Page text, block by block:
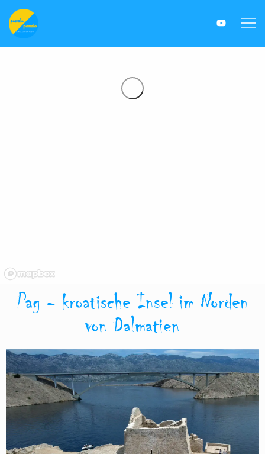
Pag - kroatische Insel im Norden
von Dalmatien